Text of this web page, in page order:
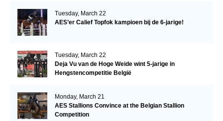
Tuesday, March 22
AES’er Calief Topfok kampioen bij de 6-jarige!
Tuesday, March 22
Deja Vu van de Hoge Weide wint 5-jarige in
Hengstencompetitie België
Monday, March 21
AES Stallions Convince at the Belgian Stallion
Competition